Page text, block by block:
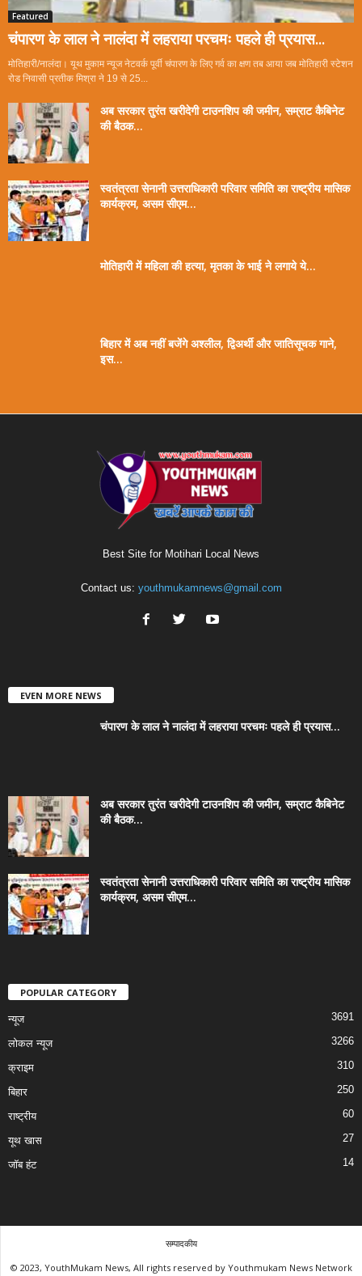
Featured
चंपारण के लाल ने नालंदा में लहराया परचमः पहले ही प्रयास...
मोतिहारी/नालंदा। यूथ मुकाम न्यूज नेटवर्क पूर्वी चंपारण के लिए गर्व का क्षण तब आया जब मोतिहारी स्टेशन
रोड निवासी प्रतीक मिश्रा ने 19 से 25...
अब सरकार तुरंत खरीदेगी टाउनशिप की जमीन, सम्राट कैबिनेट
की बैठक...
स्वतंत्रता सेनानी उत्तराधिकारी परिवार समिति का राष्ट्रीय मासिक
कार्यक्रम, असम सीएम...
मोतिहारी में महिला की हत्या, मृतका के भाई ने लगाये ये...
बिहार में अब नहीं बजेंगे अश्लील, द्विअर्थी और जातिसूचक गाने,
इस...
Best Site for Motihari Local News
Contact us: youthmukamnews@gmail.com
EVEN MORE NEWS
चंपारण के लाल ने नालंदा में लहराया परचमः पहले ही प्रयास...
अब सरकार तुरंत खरीदेगी टाउनशिप की जमीन, सम्राट कैबिनेट
की बैठक...
स्वतंत्रता सेनानी उत्तराधिकारी परिवार समिति का राष्ट्रीय मासिक
कार्यक्रम, असम सीएम...
POPULAR CATEGORY
न्यूज 3691
लोकल न्यूज 3266
क्राइम 310
बिहार 250
राष्ट्रीय 60
यूथ खास 27
जॉब हंट 14
सम्पादकीय
© 2023, YouthMukam News, All rights reserved by Youthmukam News Network